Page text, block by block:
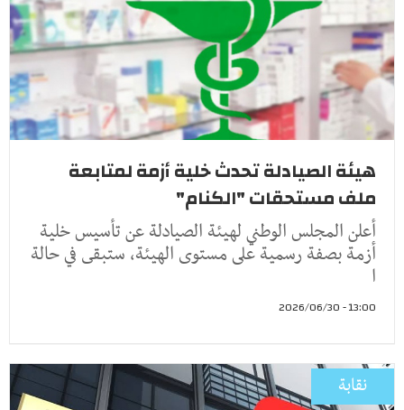
هيئة الصيادلة تحدث خلية أزمة لمتابعة
ملف مستحقات "الكنام"
أعلن المجلس الوطني لهيئة الصيادلة عن تأسيس خلية
أزمة بصفة رسمية على مستوى الهيئة، ستبقى في حالة
ا
13:00 - 2026/06/30
نقابة